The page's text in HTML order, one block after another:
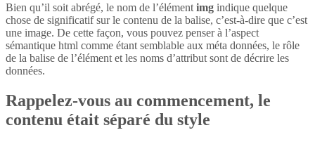
Bien qu’il soit abrégé, le nom de l’élément img indique quelque
chose de significatif sur le contenu de la balise, c’est-à-dire que c’est
une image. De cette façon, vous pouvez penser à l’aspect
sémantique html comme étant semblable aux méta données, le rôle
de la balise de l’élément et les noms d’attribut sont de décrire les
données.
Rappelez-vous au commencement, le
contenu était séparé du style